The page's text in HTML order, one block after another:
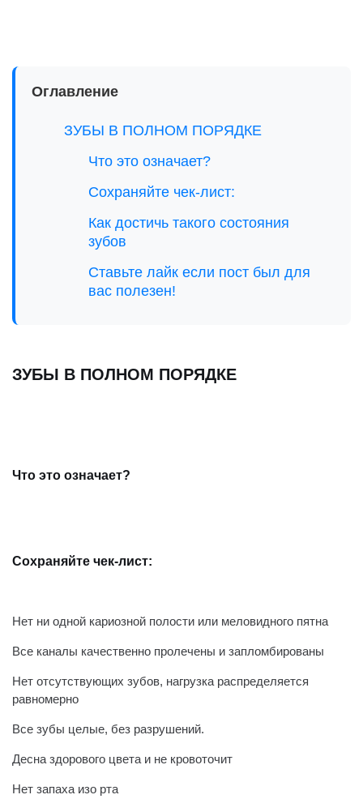
Оглавление
ЗУБЫ В ПОЛНОМ ПОРЯДКЕ
Что это означает?
Сохраняйте чек-лист:
Как достичь такого состояния
зубов
Ставьте лайк если пост был для
вас полезен!
ЗУБЫ В ПОЛНОМ ПОРЯДКЕ
Что это означает?
Сохраняйте чек-лист:
Нет ни одной кариозной полости или меловидного пятна
Все каналы качественно пролечены и запломбированы
Нет отсутствующих зубов, нагрузка распределяется
равномерно
Все зубы целые, без разрушений.
Десна здорового цвета и не кровоточит
Нет запаха изо рта